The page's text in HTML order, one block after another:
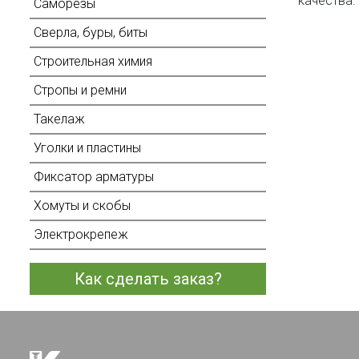
Саморезы
Сверла, буры, биты
Строительная химия
Стропы и ремни
Такелаж
Уголки и пластины
Фиксатор арматуры
Хомуты и скобы
Электрокрепеж
Как сделать заказ?